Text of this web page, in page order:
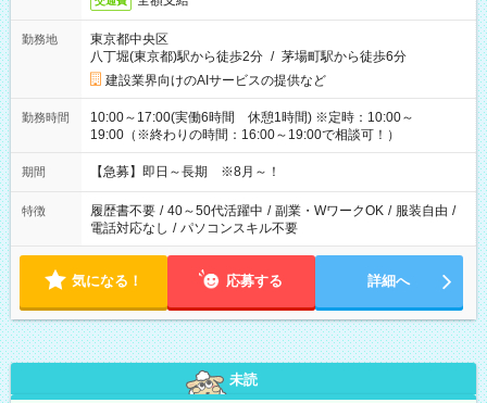
勤務地
東京都中央区
八丁堀(東京都)駅から徒歩2分 / 茅場町駅から徒歩6分
建設業界向けのAIサービスの提供など
勤務時間
10:00～17:00(実働6時間 休憩1時間) ※定時：10:00～
19:00（※終わりの時間：16:00～19:00で相談可！）
期間 【急募】即日～長期 ※8月～！
特徴 履歴書不要 / 40～50代活躍中 / 副業・WワークOK / 服装自由 /
電話対応なし / パソコンスキル不要
気になる！ 応募する 詳細へ
未読